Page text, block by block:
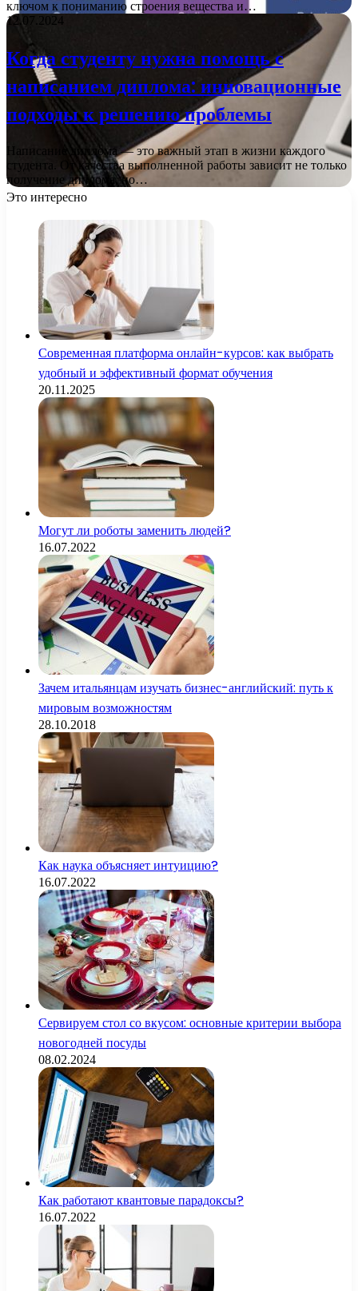
ключом к пониманию строения вещества и…
12.07.2024
Когда студенту нужна помощь с
написанием диплома: инновационные
подходы к решению проблемы
Написание диплома — это важный этап в жизни каждого
студента. От качества выполненной работы зависит не только
получение диплома, но…
Это интересно
Современная платформа онлайн-курсов: как выбрать
удобный и эффективный формат обучения
20.11.2025
Могут ли роботы заменить людей?
16.07.2022
Зачем итальянцам изучать бизнес-английский: путь к
мировым возможностям
28.10.2018
Как наука объясняет интуицию?
16.07.2022
Сервируем стол со вкусом: основные критерии выбора
новогодней посуды
08.02.2024
Как работают квантовые парадоксы?
16.07.2022